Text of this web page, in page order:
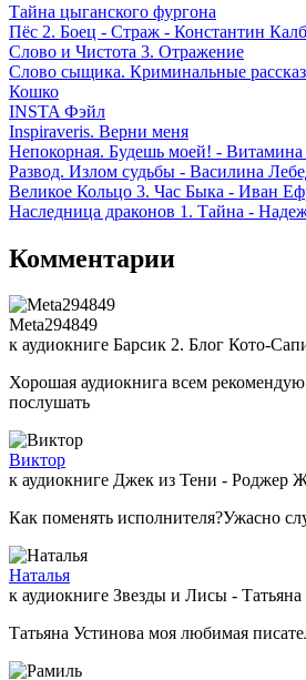
Тайна цыганского фургона
Пёс 2. Боец - Страж - Константин
Слово и Чистота 3. Отражение
Слово сыщика. Криминальные
Кошко
INSTA Фэйл
Inspiraveris. Верни меня
Непокорная. Будешь моей! -
Развод. Излом судьбы - Василина
Великое Кольцо 3. Час Быка - Иван
Наследница драконов 1. Тайна -
Комментарии
Meta294849
к аудиокниге Барсик 2. Блог Кото-
Хорошая аудиокнига всем
послушать
Виктор
к аудиокниге Джек из Тени - Роджер
Как поменять исполнителя?Ужасно
Наталья
к аудиокниге Звезды и Лисы - Татьяна
Татьяна Устинова моя любимая